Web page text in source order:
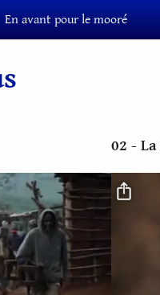
En avant pour le mooré
02 -
Fichier